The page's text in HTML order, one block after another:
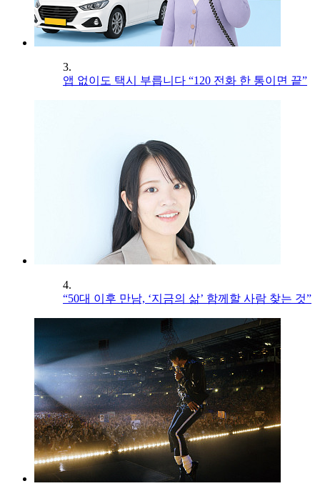
3.
앱 없이도 택시 부릅니다 “120 전화 한 통이면 끝”
4.
“50대 이후 만남, ‘지금의 삶’ 함께할 사람 찾는 것”